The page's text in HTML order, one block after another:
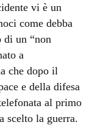
vi è un
come debba
di un “non
a
che dopo il
e della difesa
al primo
scelto la guerra.